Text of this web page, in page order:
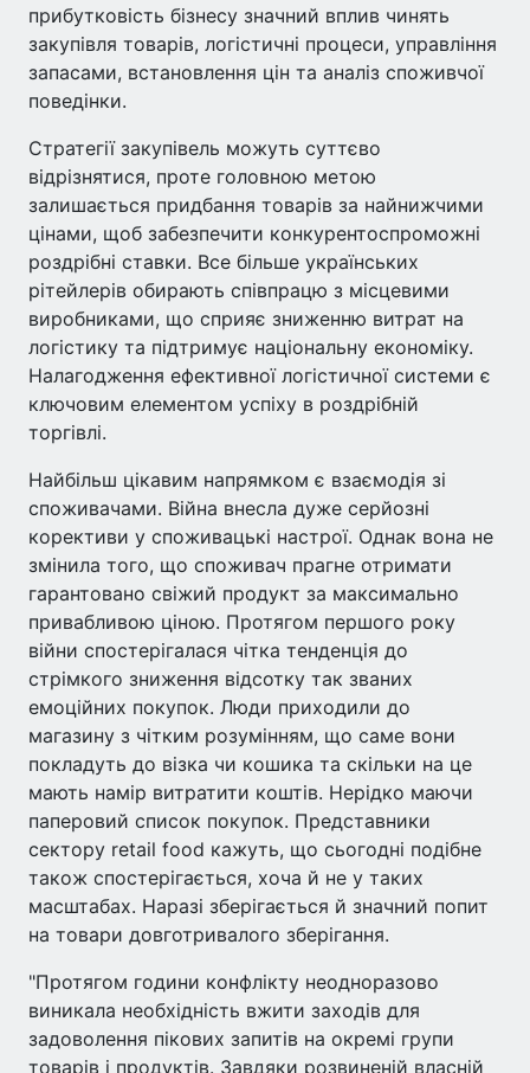
прибутковість бізнесу значний вплив чинять
закупівля товарів, логістичні процеси, управління
запасами, встановлення цін та аналіз споживчої
поведінки.
Стратегії закупівель можуть суттєво
відрізнятися, проте головною метою
залишається придбання товарів за найнижчими
цінами, щоб забезпечити конкурентоспроможні
роздрібні ставки. Все більше українських
рітейлерів обирають співпрацю з місцевими
виробниками, що сприяє зниженню витрат на
логістику та підтримує національну економіку.
Налагодження ефективної логістичної системи є
ключовим елементом успіху в роздрібній
торгівлі.
Найбільш цікавим напрямком є взаємодія зі
споживачами. Війна внесла дуже серйозні
корективи у споживацькі настрої. Однак вона не
змінила того, що споживач прагне отримати
гарантовано свіжий продукт за максимально
привабливою ціною. Протягом першого року
війни спостерігалася чітка тенденція до
стрімкого зниження відсотку так званих
емоційних покупок. Люди приходили до
магазину з чітким розумінням, що саме вони
покладуть до візка чи кошика та скільки на це
мають намір витратити коштів. Нерідко маючи
паперовий список покупок. Представники
сектору retail food кажуть, що сьогодні подібне
також спостерігається, хоча й не у таких
масштабах. Наразі зберігається й значний попит
на товари довготривалого зберігання.
"Протягом години конфлікту неодноразово
виникала необхідність вжити заходів для
задоволення пікових запитів на окремі групи
товарів і продуктів. Завдяки розвиненій власній